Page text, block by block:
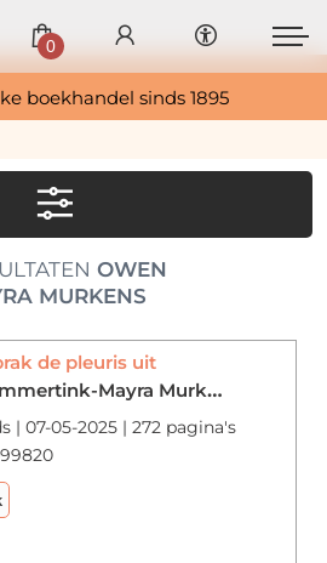
boekhandel sinds 1895
0
OWEN
MURKENS
de pleuris uit
Mayra Murkens
| 07-05-2025 | 272 pagina's